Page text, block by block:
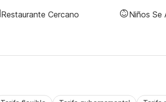
Restaurante Cercano Niños Se